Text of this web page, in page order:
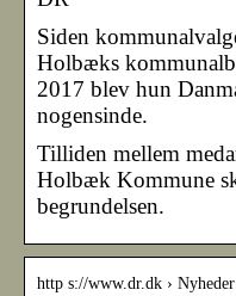
Siden
Holbæks
2017 blev hun
nogensinde.
Tilliden mellem
Holbæk Kommune
begrundelsen.
http s://www.dr.dk ›